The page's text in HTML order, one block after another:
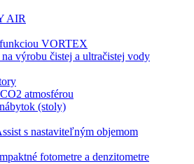
AIR
VORTEX
výrobu čistej a ultračistej vody
atmosférou
(stoly)
s nastaviteľným objemom
fotometre a denzitometre